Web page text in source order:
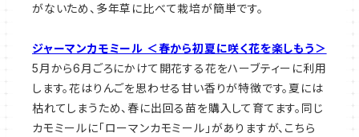
がないため、多年草に比べて栽培が簡単です。
ジャーマンカモミール ＜春から初夏に咲く花を楽しもう＞
5月から6月ごろにかけて開花する花をハーブティーに利用
します。花はりんごを思わせる甘い香りが特徴です。夏には
枯れてしまうため、春に出回る苗を購入して育てます。同じ
カモミールに「ローマンカモミール」がありますが、こちら